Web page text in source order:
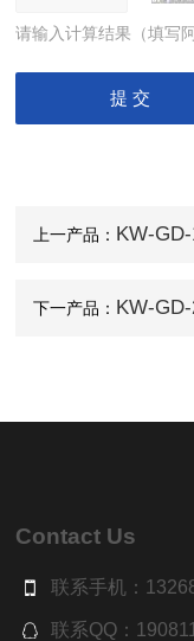
请输入计算结果（填写
上一产品： KW-
下一产品： KW-
Contact Us
联系手机：
联系QQ：